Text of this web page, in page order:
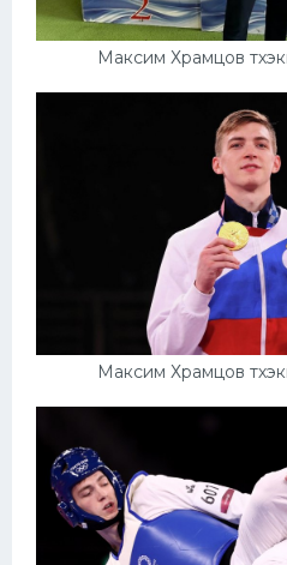
Максим Храмцов
Максим Храмцов